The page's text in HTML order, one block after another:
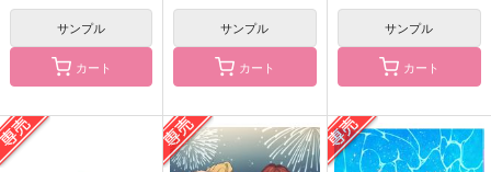
海辺の街には雪が降る
モブおじ亭
兎と幼児になりまして
【前編】
空音諒歌
ミッション！左銃をく
っつけろ！
3SAI
サンプル
カート
サンプル
カート
サンプル
カート